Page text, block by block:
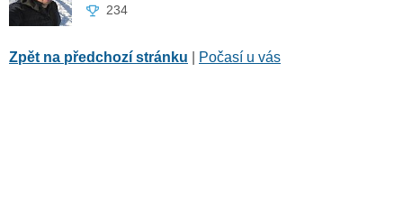
234
Zpět na předchozí stránku Počasí u vás